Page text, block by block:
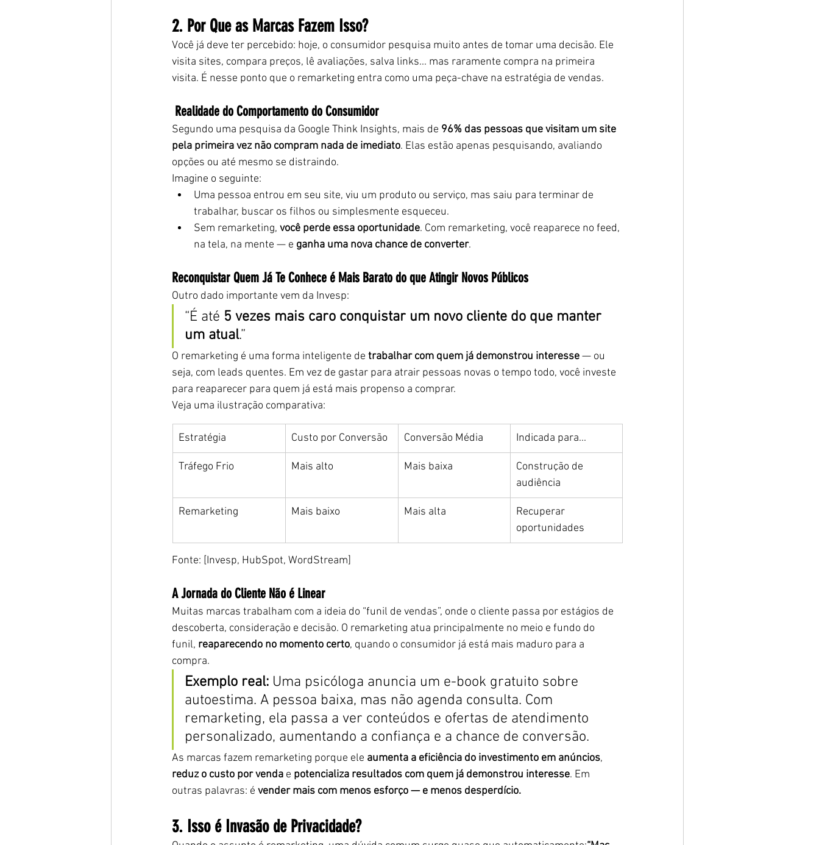
2. Por Que as Marcas Fazem Isso?
Você já deve ter percebido: hoje, o consumidor pesquisa muito antes de tomar uma decisão. Ele
visita sites, compara preços, lê avaliações, salva links... mas raramente compra na primeira
visita. É nesse ponto que o remarketing entra como uma peça-chave na estratégia de vendas.
Realidade do Comportamento do Consumidor
Segundo uma pesquisa da Google Think Insights, mais de 96% das pessoas que visitam um site
pela primeira vez não compram nada de imediato. Elas estão apenas pesquisando, avaliando
opções ou até mesmo se distraindo.
Imagine o seguinte:
Uma pessoa entrou em seu site, viu um produto ou serviço, mas saiu para terminar de
trabalhar, buscar os filhos ou simplesmente esqueceu.
Sem remarketing, você perde essa oportunidade. Com remarketing, você reaparece no feed,
na tela, na mente — e ganha uma nova chance de converter.
Reconquistar Quem Já Te Conhece é Mais Barato do que Atingir Novos Públicos
Outro dado importante vem da Invesp:
“É até 5 vezes mais caro conquistar um novo cliente do que manter
um atual.”
O remarketing é uma forma inteligente de trabalhar com quem já demonstrou interesse — ou
seja, com leads quentes. Em vez de gastar para atrair pessoas novas o tempo todo, você investe
para reaparecer para quem já está mais propenso a comprar.
Veja uma ilustração comparativa:
Estratégia Custo por Conversão Conversão Média Indicada para...
Tráfego Frio Mais alto Mais baixa
Construção de
audiência
Remarketing Mais baixo Mais alta
Recuperar
oportunidades
Fonte: [Invesp, HubSpot, WordStream]
A Jornada do Cliente Não é Linear
Muitas marcas trabalham com a ideia do “funil de vendas”, onde o cliente passa por estágios de
descoberta, consideração e decisão. O remarketing atua principalmente no meio e fundo do
funil, reaparecendo no momento certo, quando o consumidor já está mais maduro para a
compra.
Exemplo real: Uma psicóloga anuncia um e-book gratuito sobre
autoestima. A pessoa baixa, mas não agenda consulta. Com
remarketing, ela passa a ver conteúdos e ofertas de atendimento
personalizado, aumentando a confiança e a chance de conversão.
As marcas fazem remarketing porque ele aumenta a eficiência do investimento em anúncios,
reduz o custo por venda e potencializa resultados com quem já demonstrou interesse. Em
outras palavras: é vender mais com menos esforço — e menos desperdício.
3. Isso é Invasão de Privacidade?